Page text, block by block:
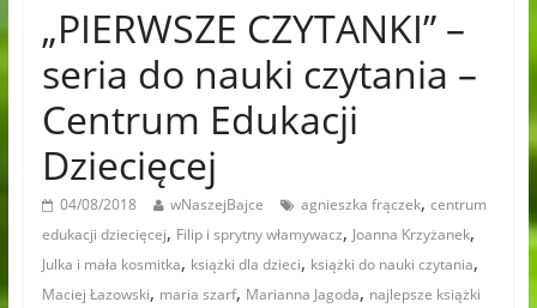
„PIERWSZE CZYTANKI” –
seria do nauki czytania –
Centrum Edukacji
Dziecięcej
04/08/2018 wNaszejBajce agnieszka frączek, centrum
edukacji dziecięcej, Filip i sprytny włamywacz, Joanna Krzyżanek,
Julka i mała kosmitka, książki dla dzieci, książki do nauki czytania,
Maciej Łazowski, maria szarf, Marianna Jagoda, najlepsze książki